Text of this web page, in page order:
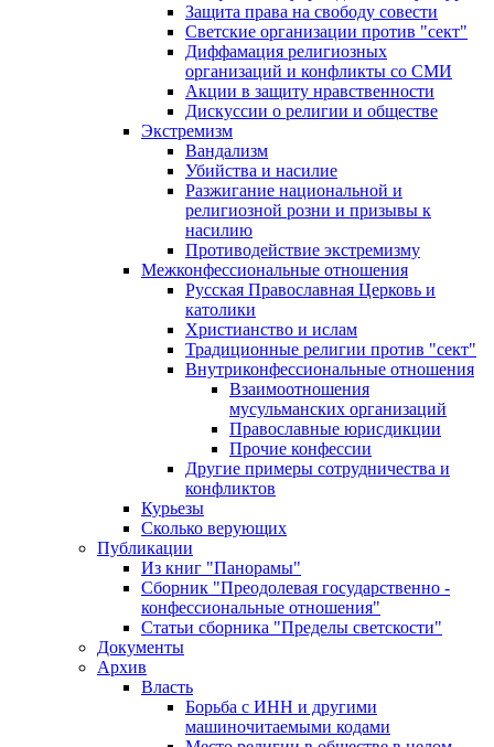
Защита права на свободу совести
Светские организации против "сект"
Диффамация религиозных
организаций и конфликты со СМИ
Акции в защиту нравственности
Дискуссии о религии и обществе
Экстремизм
Вандализм
Убийства и насилие
Разжигание национальной и
религиозной розни и призывы к
насилию
Противодействие экстремизму
Межконфессиональные отношения
Русская Православная Церковь и
католики
Христианство и ислам
Традиционные религии против "сект"
Внутриконфессиональные отношения
Взаимоотношения
мусульманских организаций
Православные юрисдикции
Прочие конфессии
Другие примеры сотрудничества и
конфликтов
Курьезы
Сколько верующих
Публикации
Из книг "Панорамы"
Сборник "Преодолевая государственно -
конфессиональные отношения"
Статьи сборника "Пределы светскости"
Документы
Архив
Власть
Борьба с ИНН и другими
машиночитаемыми кодами